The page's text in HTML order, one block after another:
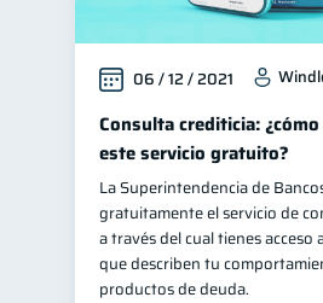
06 / 12 / 2021
Consulta crediticia:
este servicio gratuito?
La Superintendencia de
gratuitamente el servicio de
a través del cual tienes acceso
que describen tu
productos de deuda.